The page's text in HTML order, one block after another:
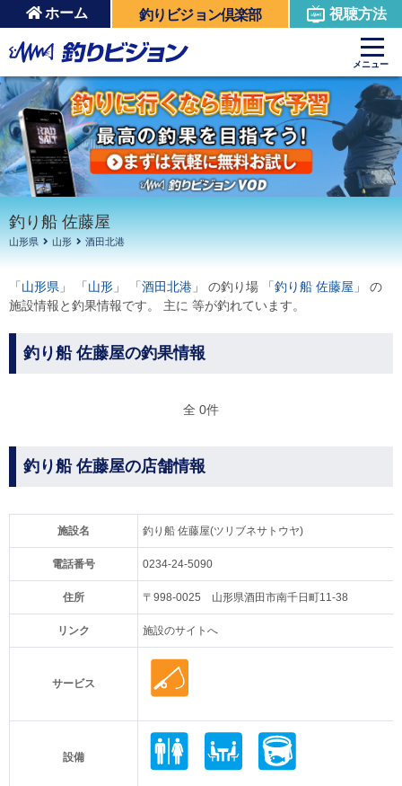
ホーム 釣りビジョン倶楽部 視聴方法
メニュー
釣り船 佐藤屋
山形県 山形 酒田北港
「 山形県 」 「 山形 」 「 酒田北港 」 の釣り場 「 釣り船 佐藤屋 」 の
施設情報と釣果情報です。 主に 等が釣れています。
釣り船 佐藤屋の釣果情報
全 0件
釣り船 佐藤屋の店舗情報
施設名 釣り船 佐藤屋(ツリブネサトウヤ)
電話番号 0234-24-5090
住所 〒998-0025 山形県酒田市南千日町11-38
リンク 施設のサイトへ
サービス
設備
周辺の施設を見る